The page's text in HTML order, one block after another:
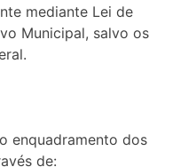
mediante Lei de
Municipal, salvo os
enquadramento dos
de: